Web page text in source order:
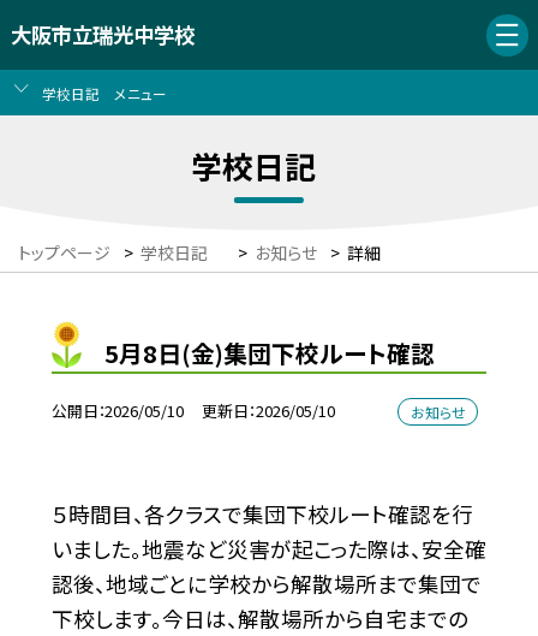
大阪市立瑞光中学校
学校日記 メニュー
学校日記
トップページ > 学校日記 > お知らせ > 詳細
5月8日(金)集団下校ルート確認
公開日 2026/05/10 更新日 2026/05/10 お知らせ
５時間目、各クラスで集団下校ルート確認を行
いました。地震など災害が起こった際は、安全確
認後、地域ごとに学校から解散場所まで集団で
下校します。今日は、解散場所から自宅までの